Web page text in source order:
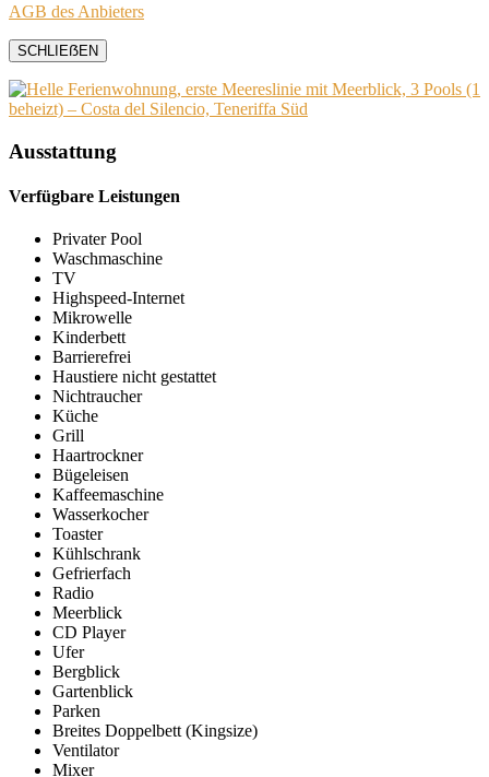
AGB des Anbieters
SCHLIEẞEN
Ausstattung
Verfügbare Leistungen
Privater Pool
Waschmaschine
TV
Highspeed-Internet
Mikrowelle
Kinderbett
Barrierefrei
Haustiere nicht gestattet
Nichtraucher
Küche
Grill
Haartrockner
Bügeleisen
Kaffeemaschine
Wasserkocher
Toaster
Kühlschrank
Gefrierfach
Radio
Meerblick
CD Player
Ufer
Bergblick
Gartenblick
Parken
Breites Doppelbett (Kingsize)
Ventilator
Mixer